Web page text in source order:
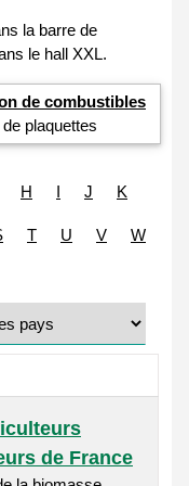
de combustibles
plaquettes
H I J K
T U V W
de France